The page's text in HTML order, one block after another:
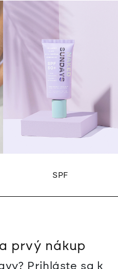
SPF
prvý nákup
Prihláste sa k